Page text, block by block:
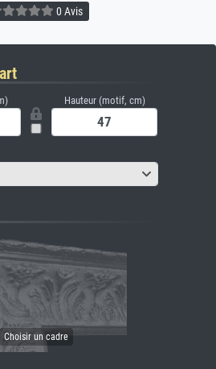
0 Avis
Hauteur (motif, cm)